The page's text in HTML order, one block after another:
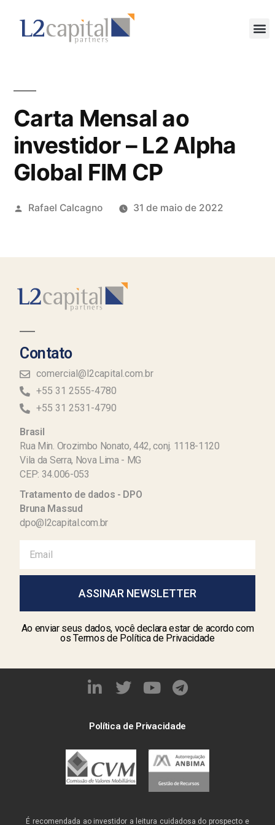
Carta Mensal ao
investidor – L2 Alpha
Global FIM CP
Rafael Calcagno 31 de maio de 2022
Contato
comercial@l2capital.com.br
+55 31 2555-4780
+55 31 2531-4790
Brasil
Rua Min. Orozimbo Nonato, 442, conj. 1118-1120
Vila da Serra, Nova Lima - MG
CEP: 34.006-053
Tratamento de dados - DPO
Bruna Massud
dpo@l2capital.com.br
ASSINAR NEWSLETTER
Ao enviar seus dados, você declara estar de acordo com
os Termos de Política de Privacidade
Política de Privacidade
É recomendada ao investidor a leitura cuidadosa do prospecto e